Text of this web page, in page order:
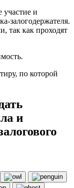
участие и
залогодержателя.
так как проходят
по которой
и